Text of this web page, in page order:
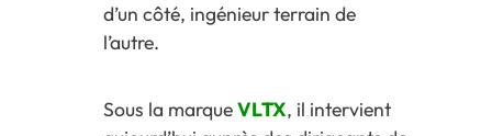
d’un côté, ingénieur terrain de
l’autre.
Sous la marqueVLTX, il intervient